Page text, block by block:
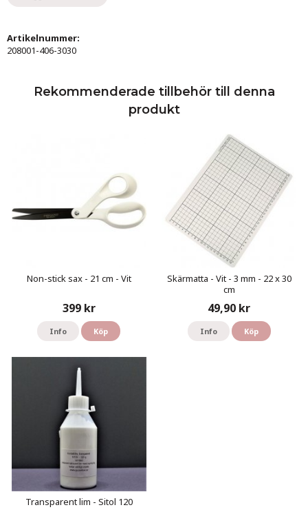
Artikelnummer:
208001-406-3030
Rekommenderade tillbehör till denna
produkt
Non-stick sax - 21 cm - Vit
399 kr
Info Köp
Skärmatta - Vit - 3 mm - 22 x 30
cm
49,90 kr
Info Köp
Transparent lim - Sitol 120